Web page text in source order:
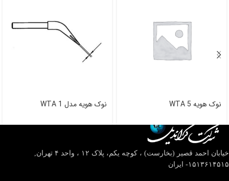
نوک هویه WTA 5 نوک هویه مدل WTA 1
خیابان احمد قصیر (بخارست) ، کوچه یکم، پلاک ۱۲ ، واحد ۴
تهران,
۱۵۱۳۶۱۴۵۱۵- ایران